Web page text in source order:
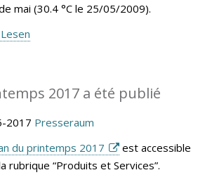
mai (30.4 °C le 25/05/2009).
2017 a été publié
2017 Presseraum
du printemps 2017
est accessible
rubrique “Produits et Services”.